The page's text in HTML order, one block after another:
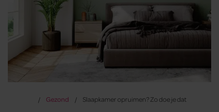
Gezond Slaapkamer opruimen? Zo doe je dat